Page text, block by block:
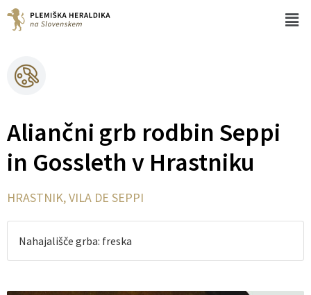
Aliančni grb rodbin Seppi
in Gossleth v Hrastniku
HRASTNIK, VILA DE SEPPI
Nahajališče grba: freska